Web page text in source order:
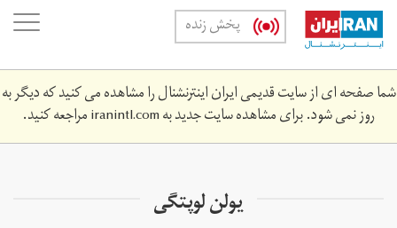
Skip
main
content
پخش زنده
شما صفحه ای از سایت قدیمی ایران اینترنشنال را مشاهده می کنید که دیگر به
روز نمی شود. برای مشاهده سایت جدید بهiranintl.comمراجعه کنید.
یولن لوپتگی